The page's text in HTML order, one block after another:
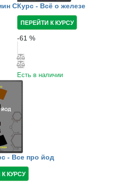
СКурс - Всё о железе
ПЕРЕЙТИ К КУРСУ
-61 %
Есть в наличии
- Все про йод
КУРСУ